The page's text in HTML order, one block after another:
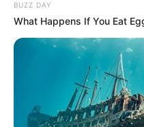
BUZZ DAY
What Happens If You Eat